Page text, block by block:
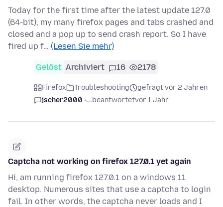
Today for the first time after the latest update 127.0
(64-bit), my many firefox pages and tabs crashed and
closed and a pop up to send crash report. So I have
fired up f… (Lesen Sie mehr)
Gelöst Archiviert 16 2178
Firefox Troubleshooting
gefragt vor 2 Jahren
jscher2000 -...beantwortetvor 1 Jahr
Captcha not working on firefox 127.0.1 yet again
Hi, am running firefox 127.0.1 on a windows 11
desktop. Numerous sites that use a captcha to login
fail. In other words, the captcha never loads and I